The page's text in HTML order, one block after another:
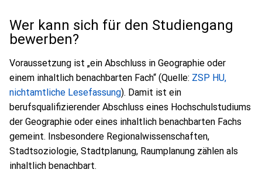
Wer kann sich für den Studiengang
bewerben?
Voraussetzung ist „ein Abschluss in Geographie oder
einem inhaltlich benachbarten Fach“ (Quelle: ZSP HU,
nichtamtliche Lesefassung). Damit ist ein
berufsqualifizierender Abschluss eines Hochschulstudiums
der Geographie oder eines inhaltlich benachbarten Fachs
gemeint. Insbesondere Regionalwissenschaften,
Stadtsoziologie, Stadtplanung, Raumplanung zählen als
inhaltlich benachbart.